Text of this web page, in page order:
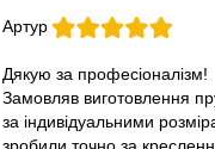
Артур
Дякую за професіоналізм!
Замовляв виготовлення
за індивідуальними